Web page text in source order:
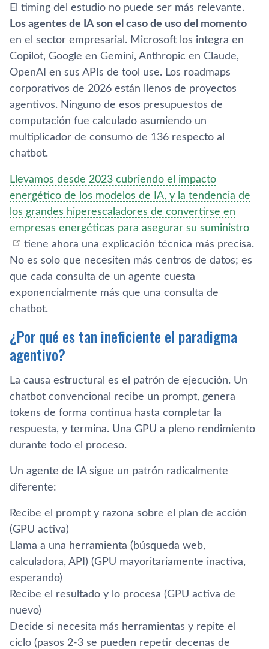
El timing del estudio no puede ser más relevante.
Los agentes de IA son el caso de uso del momento
en el sector empresarial. Microsoft los integra en
Copilot, Google en Gemini, Anthropic en Claude,
OpenAI en sus APIs de tool use. Los roadmaps
corporativos de 2026 están llenos de proyectos
agentivos. Ninguno de esos presupuestos de
computación fue calculado asumiendo un
multiplicador de consumo de 136 respecto al
chatbot.
Llevamos desde 2023 cubriendo el impacto
energético de los modelos de IA, y la tendencia de
los grandes hiperescaladores de convertirse en
empresas energéticas para asegurar su suministro
tiene ahora una explicación técnica más precisa.
No es solo que necesiten más centros de datos; es
que cada consulta de un agente cuesta
exponencialmente más que una consulta de
chatbot.
¿Por qué es tan ineficiente el paradigma
agentivo?
La causa estructural es el patrón de ejecución. Un
chatbot convencional recibe un prompt, genera
tokens de forma continua hasta completar la
respuesta, y termina. Una GPU a pleno rendimiento
durante todo el proceso.
Un agente de IA sigue un patrón radicalmente
diferente:
Recibe el prompt y razona sobre el plan de acción
(GPU activa)
Llama a una herramienta (búsqueda web,
calculadora, API) (GPU mayoritariamente inactiva,
esperando)
Recibe el resultado y lo procesa (GPU activa de
nuevo)
Decide si necesita más herramientas y repite el
ciclo (pasos 2-3 se pueden repetir decenas de